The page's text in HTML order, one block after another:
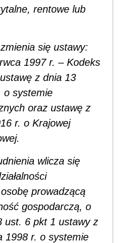
rentowe lub
się ustawy:
1997 r. – Kodeks
z dnia 13
o systemie
oraz ustawę z
r. o Krajowej
wlicza się
prowadzącą
gospodarczą, o
ust. 6 pkt 1 ustawy z
1998 r. o systemie